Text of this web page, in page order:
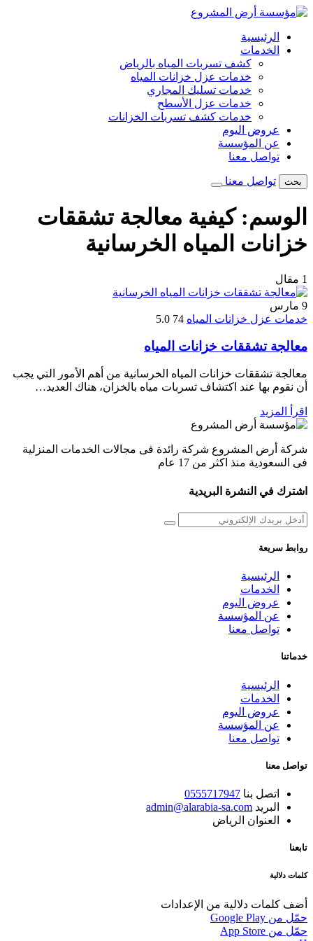
تخطى
المحتوىالرئيسية
الخدمات
كشف تسربات المياه بالرياض
خدمات عزل خزانات المياه
خدمات تسليك المجاري
خدمات عزل الأسطح
خدمات كشف تسربات الخزانات
عروض اليوم
عن المؤسسة
تواصل معنا
بحث تواصل معنا
الوسم:كيفية معالجة تشققات
خزانات المياه الخرسانية
1 مقال
9 مارس
خدمات عزل خزانات المياه 74
5.0
معالجة تشققات خزانات المياه
معالجة تشققات خزانات المياه الخرسانية من أهم الأمور التي يجب
أن نقوم بها عند اكتشاف تسربات مياه بالخزان، هناك العديد…
اقرأ المزيد
شركة أرض المشروع شركة رائدة فى مجالات الخدمات المنزلية
فى السعودية منذ اكثر من 17 عام
اشترك في النشرة البريدية
روابط سريعة
الرئيسية
الخدمات
عروض اليوم
عن المؤسسة
تواصل معنا
خدماتنا
الرئيسية
الخدمات
عروض اليوم
عن المؤسسة
تواصل معنا
تواصل معنا
اتصل بنا 0555717947
البريد admin@alarabia-sa.com
العنوان الرياض
تابعنا
كلمات دلالية
أضف كلمات دلالية من الإعدادات
حمّل من Google Play
حمّل من App Store